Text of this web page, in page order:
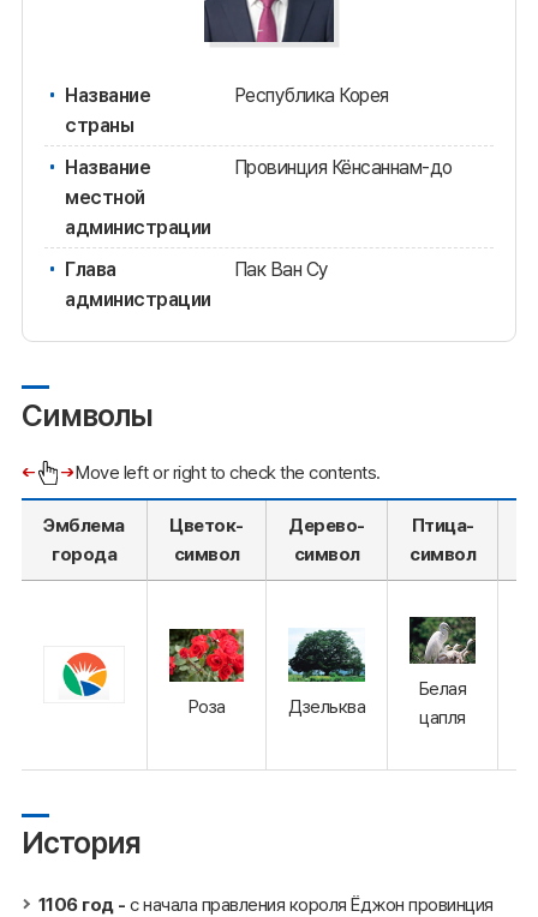
Название
страны
Республика Корея
Название
местной
администрации
Провинция Кёнсаннам-до
Глава
администрации
Пак Ван Су
Символы
Move left or right to check the contents.
Эмблема
города
Цветок-
символ
Дерево-
символ
Птица-
символ
Роза Дзельква
Белая
цапля
История
1106 год - с начала правления короля Ёджон провинция